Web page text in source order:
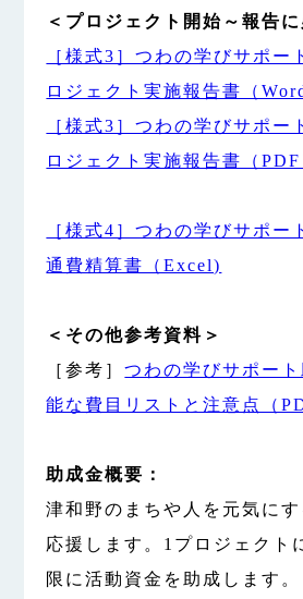
＜プロジェクト開始～報告
［様式3］つわの学びサポー
ロジェクト実施報告書（
［様式3］つわの学びサポー
ロジェクト実施報告書（PDF
［様式4］つわの学びサポー
通費精算書（Excel)
＜その他参考資料＞
［参考］つわの学びサポー
能な費目リストと注意点（
助成金概要：
津和野のまちや人を元気に
応援します。1プロジェクト
限に活動資金を助成します。